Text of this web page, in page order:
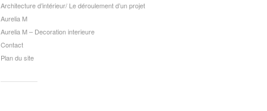
Architecture d’intérieur/ Le déroulement d’un projet
Aurelia M
Aurelia M – Decoration interieure
Contact
Plan du site